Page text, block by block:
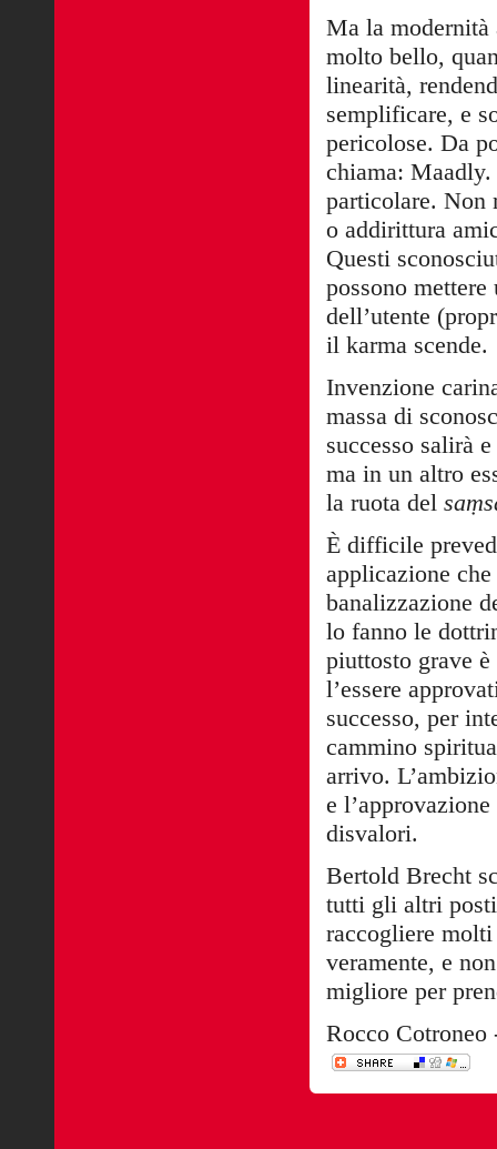
Ma la modernità
molto bello,
linearità,
semplificare, e
pericolose. Da
chiama: Maadly.
particolare. Non
o addirittura
Questi
possono
dell’utente
il karma scende.
Invenzione
massa di
successo salirà
ma in un altro
la ruota del
È difficile
applicazione
banalizzazione
lo fanno le
piuttosto grave
l’essere
successo, per
cammino
arrivo.
e
disvalori.
Bertold Brecht
tutti gli altri
raccogliere
veramente, e
migliore per
Rocco Cotroneo